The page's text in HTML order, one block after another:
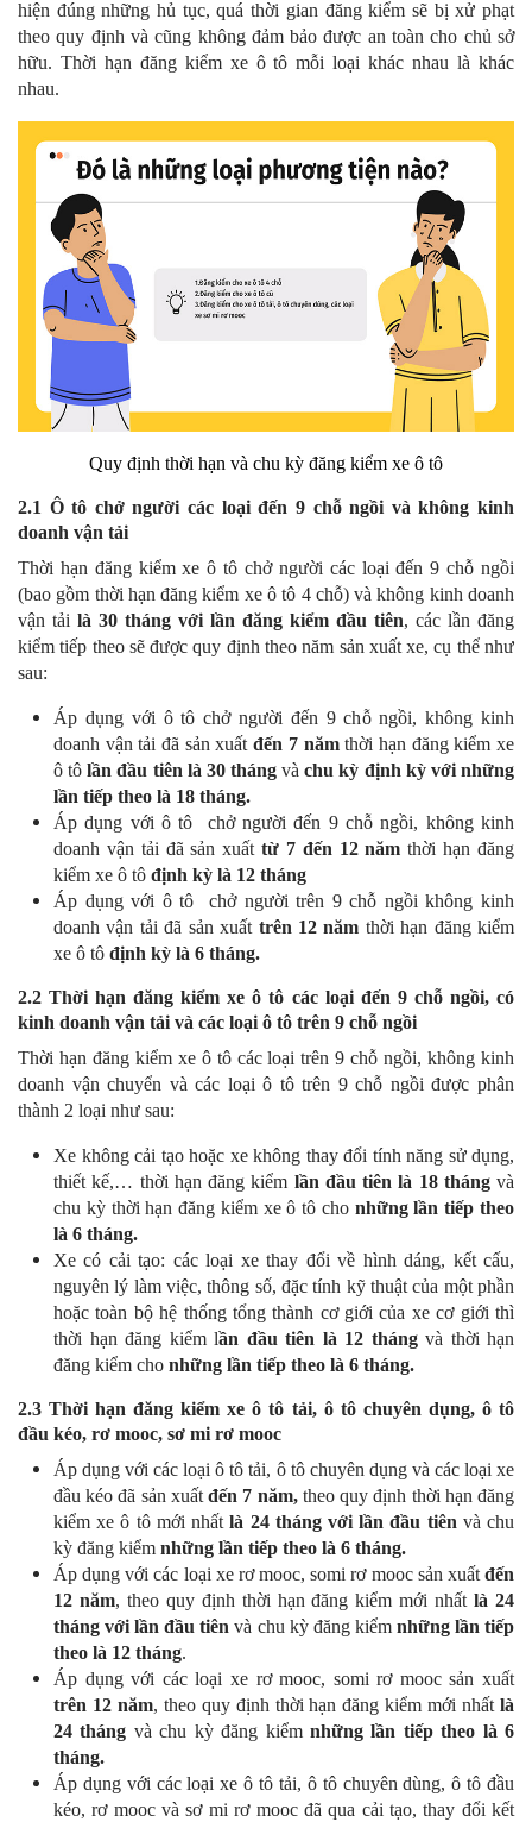
hiện đúng những hủ tục, quá thời gian đăng kiểm sẽ bị xử phạt
theo quy định và cũng không đảm bảo được an toàn cho chủ sở
hữu. Thời hạn đăng kiểm xe ô tô mỗi loại khác nhau là khác
nhau.
Quy định thời hạn và chu kỳ đăng kiểm xe ô tô
2.1 Ô tô chở người các loại đến 9 chỗ ngồi và không kinh
doanh vận tải
Thời hạn đăng kiểm xe ô tô chở người các loại đến 9 chỗ ngồi
(bao gồm thời hạn đăng kiểm xe ô tô 4 chỗ) và không kinh doanh
vận tải là 30 tháng với lần đăng kiểm đầu tiên, các lần đăng
kiểm tiếp theo sẽ được quy định theo năm sản xuất xe, cụ thể như
sau:
Áp dụng với ô tô chở người đến 9 chỗ ngồi, không kinh
doanh vận tải đã sản xuấtđến 7 nămthời hạn đăng kiểm xe
ô tôlần đầu tiên là 30 tháng vàchu kỳ định kỳ với những
lần tiếp theo là 18 tháng.
Áp dụng với ô tô chở người đến 9 chỗ ngồi, không kinh
doanh vận tải đã sản xuấttừ 7 đến 12 năm thời hạn đăng
kiểm xe ô tô định kỳ là 12 tháng
Áp dụng với ô tô chở người trên 9 chỗ ngồi không kinh
doanh vận tải đã sản xuất trên 12 năm thời hạn đăng kiểm
xe ô tô định kỳ là 6 tháng.
2.2 Thời hạn đăng kiểm xe ô tô các loại đến 9 chỗ ngồi, có
kinh doanh vận tải và các loại ô tô trên 9 chỗ ngồi
Thời hạn đăng kiểm xe ô tô các loại trên 9 chỗ ngồi, không kinh
doanh vận chuyển và các loại ô tô trên 9 chỗ ngồi được phân
thành 2 loại như sau:
Xe không cải tạo hoặc xe không thay đổi tính năng sử dụng,
thiết kế,… thời hạn đăng kiểm lần đầu tiên là 18 thángvà
chu kỳ thời hạn đăng kiểm xe ô tô cho những lần tiếp theo
là 6 tháng.
Xe có cải tạo: các loại xe thay đổi về hình dáng, kết cấu,
nguyên lý làm việc, thông số, đặc tính kỹ thuật của một phần
hoặc toàn bộ hệ thống tổng thành cơ giới của xe cơ giới thì
thời hạn đăng kiểm lần đầu tiên là 12 thángvà thời hạn
đăng kiểm cho những lần tiếp theo là 6 tháng.
2.3 Thời hạn đăng kiểm xe ô tô tải, ô tô chuyên dụng, ô tô
đầu kéo, rơ mooc, sơ mi rơ mooc
Áp dụng với các loại ô tô tải, ô tô chuyên dụng và các loại xe
đầu kéo đã sản xuấtđến 7 năm,theo quy định thời hạn đăng
kiểm xe ô tô mới nhất là 24 tháng với lần đầu tiên và chu
kỳ đăng kiểm những lần tiếp theo là 6 tháng.
Áp dụng với các loại xe rơ mooc, somi rơ mooc sản xuấtđến
12 năm, theo quy định thời hạn đăng kiểm mới nhất là 24
tháng với lần đầu tiên và chu kỳ đăng kiểm những lần tiếp
theo là 12 tháng.
Áp dụng với các loại xe rơ mooc, somi rơ mooc sản xuất
trên 12 năm, theo quy định thời hạn đăng kiểm mới nhấtlà
24 tháng và chu kỳ đăng kiểm những lần tiếp theo là 6
tháng.
Áp dụng với các loại xe ô tô tải, ô tô chuyên dùng, ô tô đầu
kéo, rơ mooc và sơ mi rơ mooc đã qua cải tạo, thay đổi kết